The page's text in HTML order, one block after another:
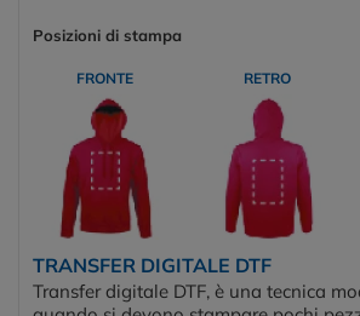
Posizioni di stampa
FRONTE RETRO
TRANSFER DIGITALE DTF
Transfer digitale DTF, è una tecnica